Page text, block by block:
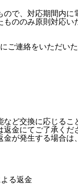
ので、対応期間内に
ののみ原則対応い
ご連絡をいただい
など交換に応じるこ
返金にてご了承くだ
金が発生する場合は
る返金